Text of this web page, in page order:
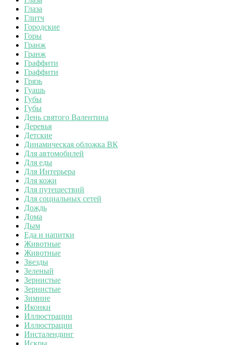
Глаза
Глитч
Городские
Горы
Гранж
Гранж
Граффити
Граффити
Грязь
Гуашь
Губы
Губы
День святого Валентина
Деревья
Детские
Динамическая обложка ВК
Для автомобилей
Для еды
Для Интерьера
Для кожи
Для путешествий
Для социальных сетей
Дождь
Дома
Дым
Еда и напитки
Животные
Животные
Звезды
Зеленый
Зернистые
Зернистые
Зимние
Иконки
Иллюстрации
Иллюстрации
Инсталендинг
Искры